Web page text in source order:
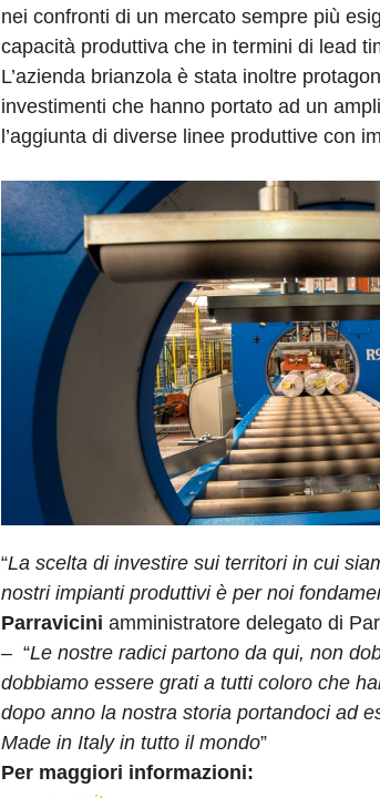
nei confronti di un mercato sempre più
capacità produttiva che in termini di lead
L’azienda brianzola è stata inoltre
investimenti che hanno portato ad un
l’aggiunta di diverse linee produttive con
“La scelta di investire sui territori in cui
nostri impianti produttivi è per noi
Parravicini amministratore delegato di
– “Le nostre radici partono da qui, non
dobbiamo essere grati a tutti coloro che
dopo anno la nostra storia portandoci ad
Made in Italy in tutto il mondo”
Per maggiori informazioni: